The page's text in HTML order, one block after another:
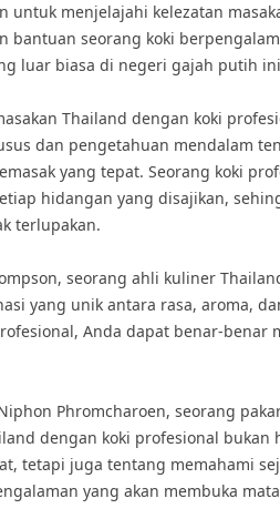
untuk menjelajahi kelezatan
bantuan seorang koki
luar biasa di negeri gajah putih
Thailand dengan koki
dan pengetahuan mendalam
yang tepat. Seorang koki
hidangan yang disajikan,
terlupakan.
seorang ahli kuliner
yang unik antara rasa, aroma,
Anda dapat benar-benar
Phromcharoen, seorang
dengan koki profesional bukan
tetapi juga tentang memahami
yang akan membuka